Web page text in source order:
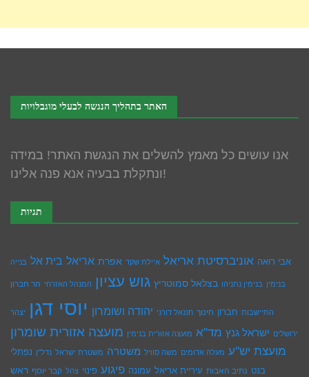
האתר בתהליך הנגשה לבעלי מוגבלויות
אנו עושים כל מאמץ להשלים את הנגשת האתר! במידה
ונתקלת בבעיה אנא פנה אלינו!
תגיות
אבי רואה אוניברסיטת אריאל איילת שקד אפרת אריאל בית אל בנייה
בנימין בנימין נתניהו בצלאל סמוטריץ גוש עציון המנהל האזרחי הר חברון
התיישבות חברון חינוך חננאל דורני יהודה ושומרון יוסי דגן יצהר
ירושלים ישראל גנץ מד"א מועצה אזורית בנימין מועצה אזורית שומרון
מועצת יש''ע מעלה אדומים משה סוויל משטרה משטרת ישראל נדל''ן נפתלי
בנט נתיב האבות עיריית אריאל עמונה פיגוע פינוי צהל קבר יוסף ראש